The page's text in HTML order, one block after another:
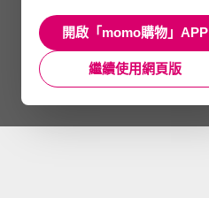
開啟「momo購物」APP
繼續使用網頁版